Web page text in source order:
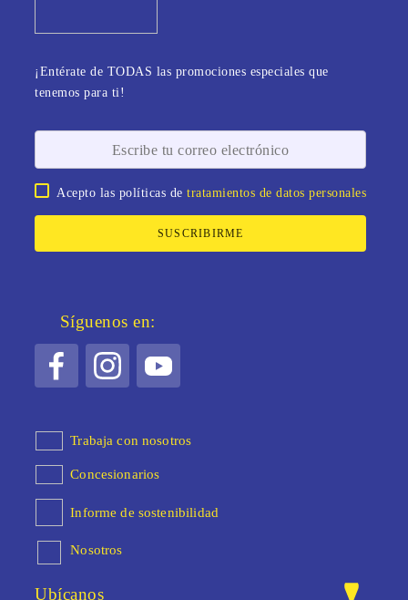
¡Entérate de TODAS las promociones especiales que
tenemos para ti!
Acepto las políticas detratamientos de datos personales
SUSCRIBIRME
Síguenos en:
Trabaja con nosotros
Concesionarios
Informe de sostenibilidad
Nosotros
Ubícanos